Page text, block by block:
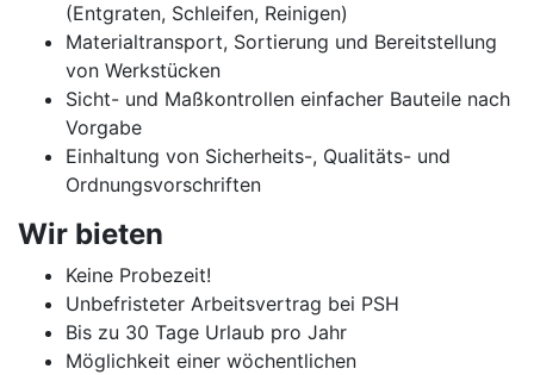
(Entgraten, Schleifen, Reinigen)
Materialtransport, Sortierung und Bereitstellung
von Werkstücken
Sicht- und Maßkontrollen einfacher Bauteile nach
Vorgabe
Einhaltung von Sicherheits-, Qualitäts- und
Ordnungsvorschriften
Wir bieten
Keine Probezeit!
Unbefristeter Arbeitsvertrag bei PSH
Bis zu 30 Tage Urlaub pro Jahr
Möglichkeit einer wöchentlichen